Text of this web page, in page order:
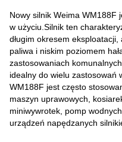
Nowy silnik Weima WM188F
w użyciu.Silnik ten
długim okresem
paliwa i niskim poziomem
zastosowaniach
idealny do wielu zastosowań
WM188F jest często
maszyn uprawowych,
miniwywrotek, pomp
urządzeń napędzanych